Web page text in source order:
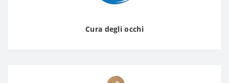
Cura degli occhi